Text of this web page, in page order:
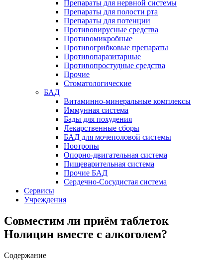
Препараты для нервной системы
Препараты для полости рта
Препараты для потенции
Противовирусные средства
Противомикробные
Противогрибковые препараты
Противопаразитарные
Противопростудные средства
Прочие
Стоматологические
БАД
Витаминно-минеральные комплексы
Иммунная система
Бады для похудения
Лекарственные сборы
БАД для мочеполовой системы
Ноотропы
Опорно-двигательная система
Пищеварительная система
Прочие БАД
Сердечно-Сосудистая система
Сервисы
Учреждения
Совместим ли приём таблеток
Нолицин вместе с алкоголем?
Содержание